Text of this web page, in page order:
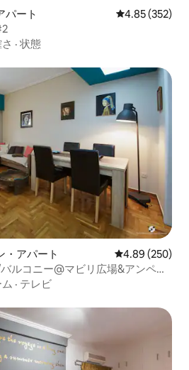
パート レビュー352
4.85 (352)
· 状態
・アパート レビュー250
4.89 (250)
ルコニー@マビリ広場&アンペロ
· テレビ